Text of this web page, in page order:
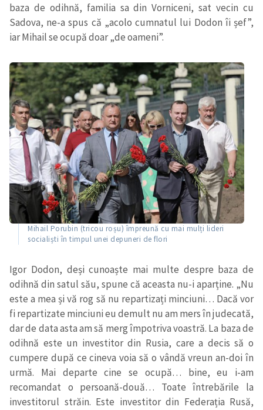
baza de odihnă, familia sa din Vorniceni, sat vecin cu
Sadova, ne-a spus că „acolo cumnatul lui Dodon îi șef”,
iar Mihail se ocupă doar „de oameni”.
Mihail Porubin (tricou roșu) împreună cu mai mulți lideri
socialiști în timpul unei depuneri de flori
Igor Dodon, deși cunoaște mai multe despre baza de
odihnă din satul său, spune că aceasta nu-i aparține. „Nu
este a mea și vă rog să nu repartizați minciuni… Dacă vor
fi repartizate minciuni eu demult nu am mers în judecată,
dar de data asta am să merg împotriva voastră. La baza de
odihnă este un investitor din Rusia, care a decis să o
cumpere după ce cineva voia să o vândă vreun an-doi în
urmă. Mai departe cine se ocupă… bine, eu i-am
recomandat o persoană-două… Toate întrebările la
investitorul străin. Este investitor din Federația Rusă,